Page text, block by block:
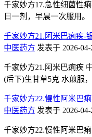
千家妙方17.急性细菌性
日一剂，早晨一次服用
千家妙方21.阿米巴痢疾-
中医药方 发表于 2026-04-
千家妙方21.阿米巴痢疾
(后下)生甘草5克 水煎服
千家妙方22.慢性阿米巴
中医药方 发表于 2026-04-
千家妙方22.慢性阿米巴